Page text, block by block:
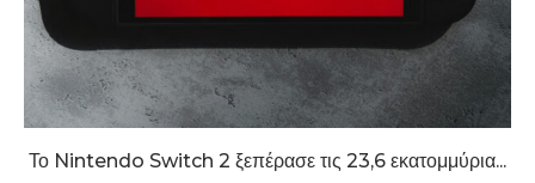
Το Nintendo Switch 2 ξεπέρασε τις 23,6 εκατομμύρια...